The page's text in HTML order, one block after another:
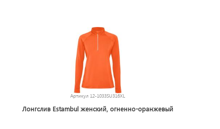
Артикул 12-1033SU316XL
Лонгслив Estambul женский, огненно-оранжевый